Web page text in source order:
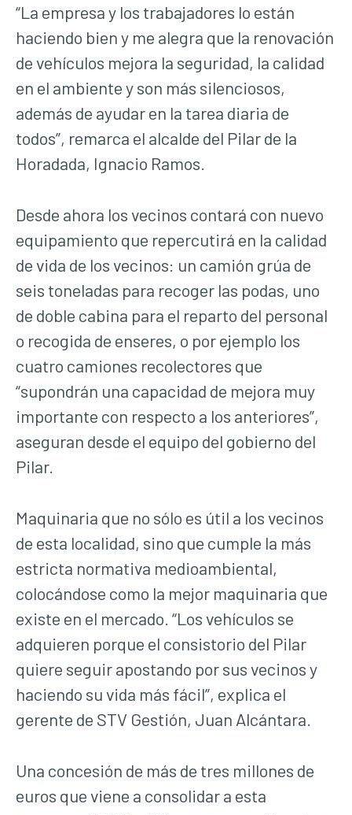
“La empresa y los trabajadores lo están
haciendo bien y me alegra que la renovación
de vehículos mejora la seguridad, la calidad
en el ambiente y son más silenciosos,
además de ayudar en la tarea diaria de
todos”, remarca el alcalde del Pilar de la
Horadada, Ignacio Ramos.
Desde ahora los vecinos contará con nuevo
equipamiento que repercutirá en la calidad
de vida de los vecinos: un camión grúa de
seis toneladas para recoger las podas, uno
de doble cabina para el reparto del personal
o recogida de enseres, o por ejemplo los
cuatro camiones recolectores que
“supondrán una capacidad de mejora muy
importante con respecto a los anteriores”,
aseguran desde el equipo del gobierno del
Pilar.
Maquinaria que no sólo es útil a los vecinos
de esta localidad, sino que cumple la más
estricta normativa medioambiental,
colocándose como la mejor maquinaria que
existe en el mercado. “Los vehículos se
adquieren porque el consistorio del Pilar
quiere seguir apostando por sus vecinos y
haciendo su vida más fácil”, explica el
gerente de STV Gestión, Juan Alcántara.
Una concesión de más de tres millones de
euros que viene a consolidar a esta